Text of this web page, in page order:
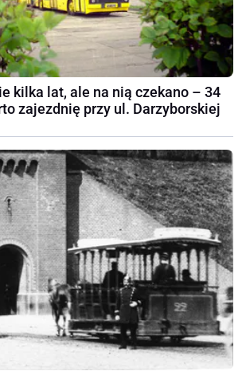
kilka lat, ale na nią czekano – 34
zajezdnię przy ul. Darzyborskiej